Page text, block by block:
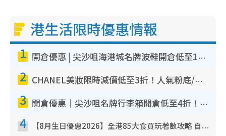
港生活限時優惠情報
1 開倉優惠 | 尖沙咀海港城名牌波鞋開倉低至1折！On鞋$899起／Joy&Peace鞋履$98起
2 CHANEL美妝限時減價低至3折！人氣粉底/唇膏/精華液低至$275！COCO香水都有平
3 開倉優惠｜尖沙咀名牌行李箱開倉低至4折！一連5日 American Tourister/ace./Hallmark $200起！
4 【8月生日優惠2026】全港85大食買玩著數攻略 自助餐/火鍋放題同行免費＋誠品/DONKI送現金券